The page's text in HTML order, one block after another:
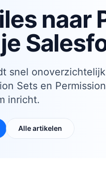
naar
snel
Sets en
inricht.
Alle artikelen